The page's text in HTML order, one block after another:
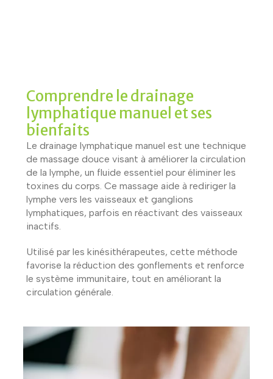
Comprendre le drainage
lymphatique manuel et ses
bienfaits
Le drainage lymphatique manuel est une technique
de massage douce visant à améliorer la circulation
de la lymphe, un fluide essentiel pour éliminer les
toxines du corps. Ce massage aide à rediriger la
lymphe vers les vaisseaux et ganglions
lymphatiques, parfois en réactivant des vaisseaux
inactifs.
Utilisé par les kinésithérapeutes, cette méthode
favorise la réduction des gonflements et renforce
le système immunitaire, tout en améliorant la
circulation générale.